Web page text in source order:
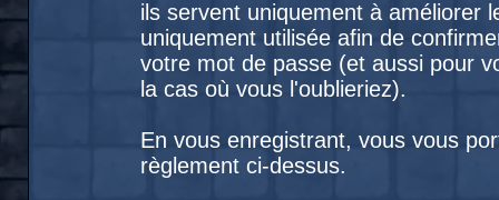
ils servent uniquement à améliorer
uniquement utilisée afin de
votre mot de passe (et aussi pour
la cas où vous l'oublieriez).
En vous enregistrant, vous vous
règlement ci-dessus.